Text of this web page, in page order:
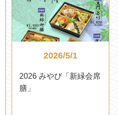
2026/5/1
2026 みやび「新緑会席
膳」